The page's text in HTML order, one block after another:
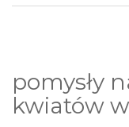
pomysły
kwiatów